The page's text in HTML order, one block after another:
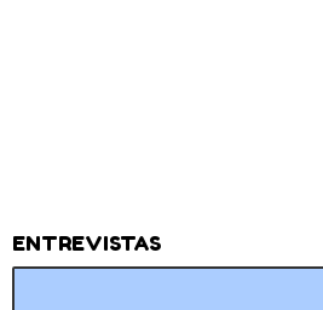
ENTREVISTAS